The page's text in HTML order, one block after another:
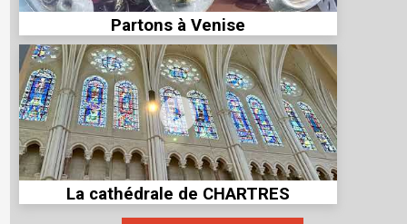
Partons à Venise
La cathédrale de CHARTRES